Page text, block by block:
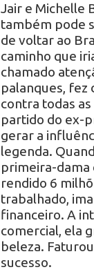
Jair e Michelle
também pode
de voltar ao
caminho que
chamado
palanques, fez
contra todas
partido do ex-
gerar a
legenda.
primeira-dama
rendido 6
trabalhado,
financeiro. A
comercial, ela
beleza.
sucesso.